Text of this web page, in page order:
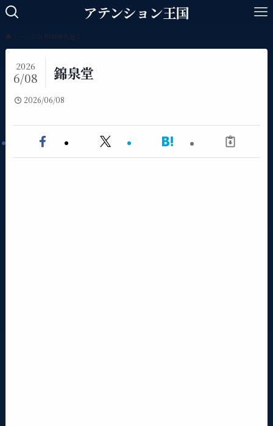
アテンション王国
錦泉堂
2026
6/08
2026/06/08